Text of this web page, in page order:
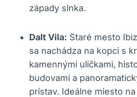
západy slnka.
Dalt Vila: Staré mesto
sa nachádza na kopci s
kamennými uličkami,
budovami a
prístav. Ideálne miesto